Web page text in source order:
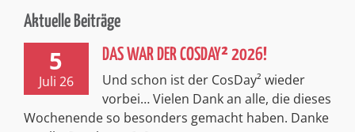
Juli 26
Auch dieses Jahr haben wir ein
exklusives, limitiertes Sammlerticket
für euch! Passend zum spannenden Thema
Abenteuer entführt euch dieses Ticket in [...]